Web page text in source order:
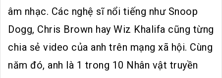
âm nhạc. Các nghệ sĩ nổi tiếng như Snoop
Dogg, Chris Brown hay Wiz Khalifa cũng từng
chia sẻ video của anh trên mạng xã hội. Cùng
năm đó, anh là 1 trong 10 Nhân vật truyền